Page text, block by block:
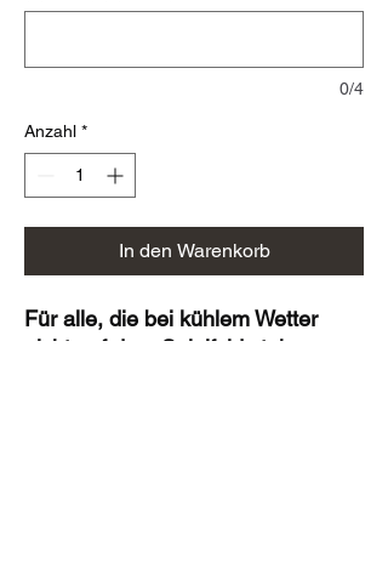
0/4
Anzahl *
In den Warenkorb
Für alle, die bei kühlem Wetter
nicht auf dem Spielfeld stehen